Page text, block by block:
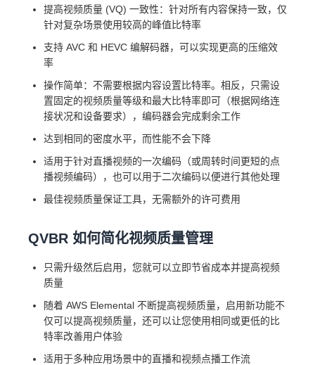
提高视频质量 (VQ) 一致性：针对所有内容保持一致，仅
针对复杂场景使用较高的峰值比特率
支持 AVC 和 HEVC 编解码器，可以实现更高的压缩效
率
操作简单：不需要根据内容设置比特率。相反，只需设
置固定的视频质量等级和最大比特率即可（根据网络连
接状况和设备要求），编码器会完成剩余工作
达到相同的密度水平，而性能不会下降
适用于针对直播视频的一次编码（或周转时间更短的点
播视频编码），也可以用于二次编码以便进行其他处理
最佳视频质量保证工具，无需额外的许可费用
QVBR 如何简化视频质量管理
只需升级然后启用，您就可以立即节省成本并提高视频
质量
随着 AWS Elemental 不断提高视频质量，启用新功能不
仅可以提高视频质量，还可以让您使用相同或更低的比
特率改善用户体验
适用于多种应用场景中的直播和视频点播工作流